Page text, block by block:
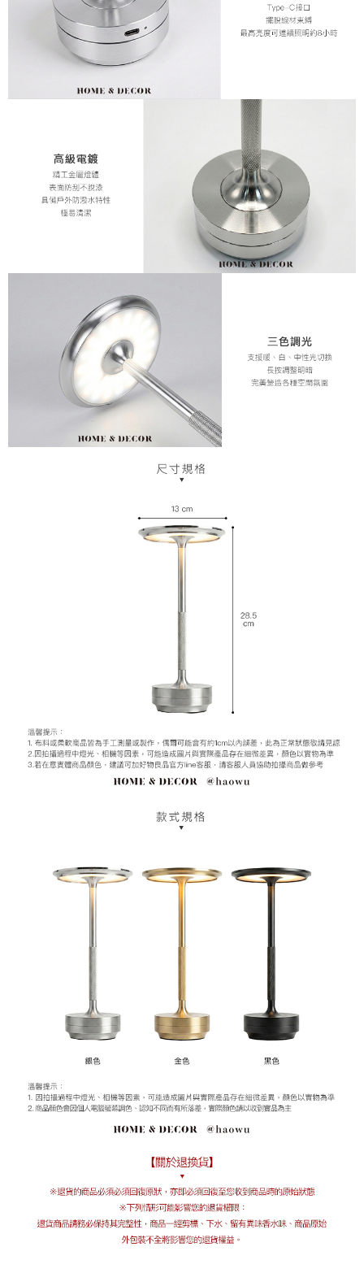
５．嚴禁一人註冊多個帳號或使用他人資訊註冊。若發現惡意使用之情形，
恩沛科技股份有限公司將有權停止該用戶之使用額度並採取法律行動。